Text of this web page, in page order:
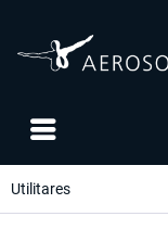
Utilitares